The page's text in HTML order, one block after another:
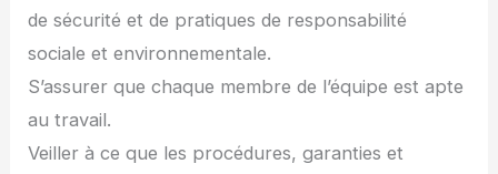
de sécurité et de pratiques de responsabilité
sociale et environnementale.
S’assurer que chaque membre de l’équipe est apte
au travail.
Veiller à ce que les procédures, garanties et